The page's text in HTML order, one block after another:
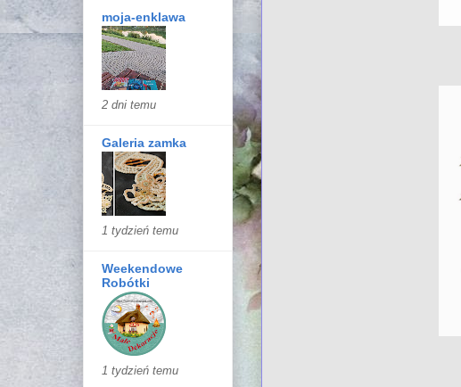
moja-enklawa
2 dni temu
Galeria zamka
1 tydzień temu
Weekendowe
Robótki
1 tydzień temu